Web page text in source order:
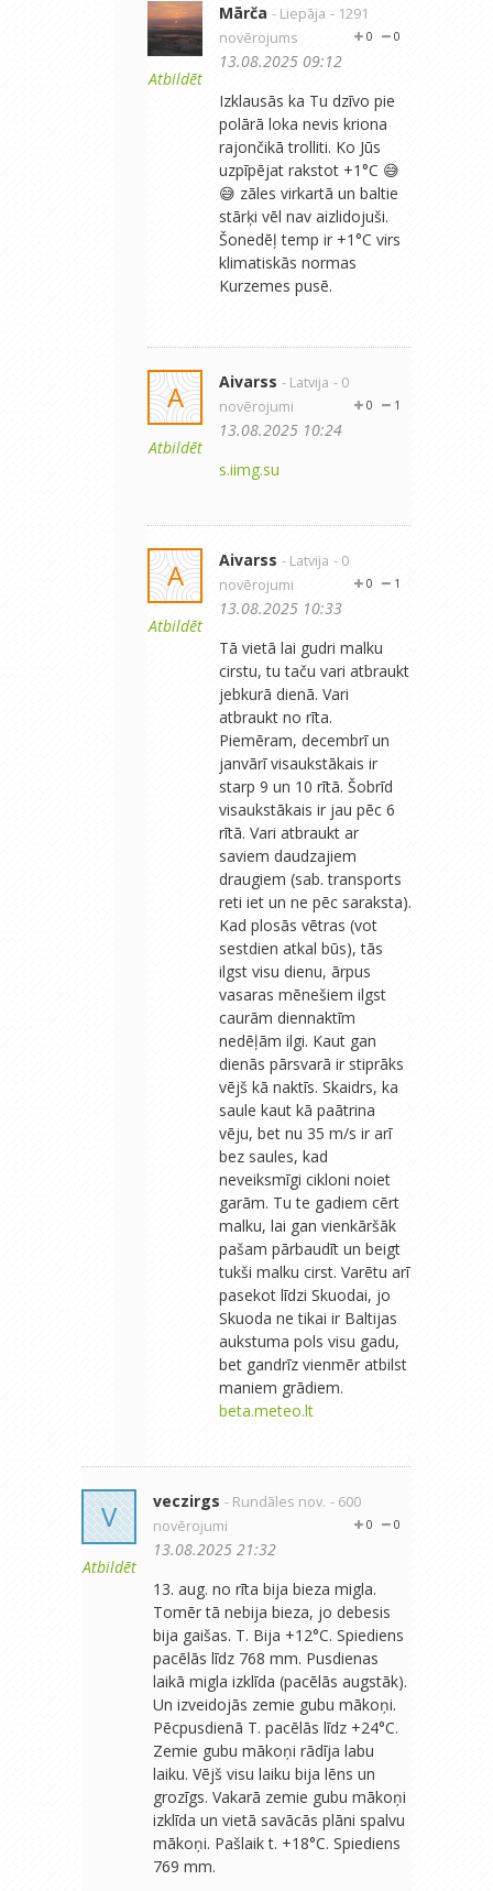
Atbildēt
Mārča - Liepāja - 1291
novērojums
0
0
13.08.2025 09:12
Izklausās ka Tu dzīvo pie
polārā loka nevis kriona
rajončikā trolliti. Ko Jūs
uzpīpējat rakstot +1°C 😅
😅 zāles virkartā un baltie
stārķi vēl nav aizlidojuši.
Šonedēļ temp ir +1°C virs
klimatiskās normas
Kurzemes pusē.
A
Atbildēt
Aivarss - Latvija - 0
novērojumi
1
0
13.08.2025 10:24
s.iimg.su
A
Atbildēt
Aivarss - Latvija - 0
novērojumi
1
0
13.08.2025 10:33
Tā vietā lai gudri malku
cirstu, tu taču vari atbraukt
jebkurā dienā. Vari
atbraukt no rīta.
Piemēram, decembrī un
janvārī visaukstākais ir
starp 9 un 10 rītā. Šobrīd
visaukstākais ir jau pēc 6
rītā. Vari atbraukt ar
saviem daudzajiem
draugiem (sab. transports
reti iet un ne pēc saraksta).
Kad plosās vētras (vot
sestdien atkal būs), tās
ilgst visu dienu, ārpus
vasaras mēnešiem ilgst
caurām diennaktīm
nedēļām ilgi. Kaut gan
dienās pārsvarā ir stiprāks
vējš kā naktīs. Skaidrs, ka
saule kaut kā paātrina
vēju, bet nu 35 m/s ir arī
bez saules, kad
neveiksmīgi cikloni noiet
garām. Tu te gadiem cērt
malku, lai gan vienkāršāk
pašam pārbaudīt un beigt
tukši malku cirst. Varētu arī
pasekot līdzi Skuodai, jo
Skuoda ne tikai ir Baltijas
aukstuma pols visu gadu,
bet gandrīz vienmēr atbilst
maniem grādiem.
beta.meteo.lt
V
Atbildēt
veczirgs - Rundāles nov. - 600
novērojumi
0
0
13.08.2025 21:32
13. aug. no rīta bija bieza migla.
Tomēr tā nebija bieza, jo debesis
bija gaišas. T. Bija +12°C. Spiediens
pacēlās līdz 768 mm. Pusdienas
laikā migla izklīda (pacēlās augstāk).
Un izveidojās zemie gubu mākoņi.
Pēcpusdienā T. pacēlās līdz +24°C.
Zemie gubu mākoņi rādīja labu
laiku. Vējš visu laiku bija lēns un
grozīgs. Vakarā zemie gubu mākoņi
izklīda un vietā savācās plāni spalvu
mākoņi. Pašlaik t. +18°C. Spiediens
769 mm.